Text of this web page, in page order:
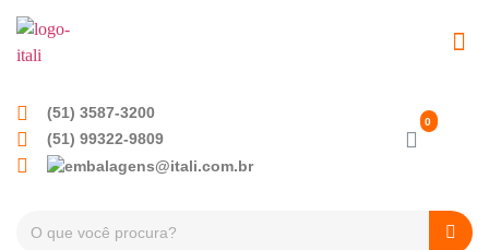
(51) 3587-3200
(51) 99322-9809